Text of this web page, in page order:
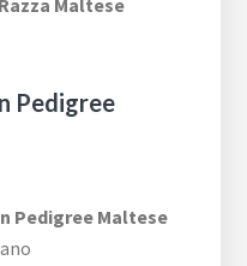
Maltese
Pedigree
Pedigree Maltese